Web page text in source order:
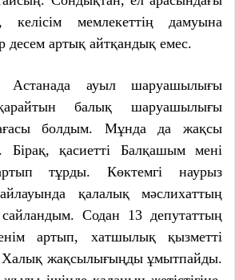
келісім мемлекеттің дамуына
десем артық айтқандық емес.
ауыл шаруашылығы
қарайтын балық шаруашылығы
болдым. Мұнда да жақсы
Бірақ, қасиетті Балқашым мені
тұрды. Көктемгі наурыз
қалалық мәслихаттың
Содан 13 депутаттың
артып, хатшылық қызметті
Халық жақсылығыңды ұмытпайды.